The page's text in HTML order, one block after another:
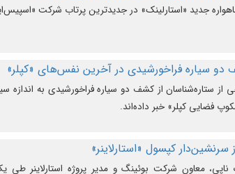
سیاره فراخورشیدی در آخرین نفس‌های «کپلر»
از ستاره‌شناسان از کشف دو سیاره فراخورشیدی به اندازه
فضایی کپلر» خبر داده‌اند.
سرنشین‌دار کپسول «استارلاینر»
ناپی، معاون شرکت بوئینگ و مدیر پروژه استارلاینر